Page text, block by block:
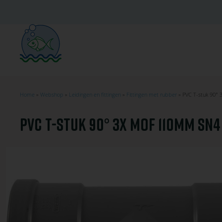
hoofdinhoud
Home Webshop Leidingen en fittingen Fittingen met rubber PVC T-stuk 90°
PVC T-STUK 90° 3X MOF 110MM SN4